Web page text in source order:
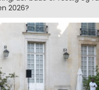
2026?